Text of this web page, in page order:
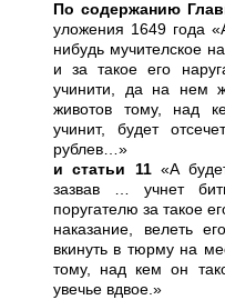
По содержанию
уложения 1649 года
нибудь мучителское
и за такое его
учинити, да на нем
животов тому, над
учинит, будет
рублев…»
и статьи 11 «А
зазвав … учнет
поругателю за такое
наказание, велеть
вкинуть в тюрму на
тому, над кем он
увечье вдвое.»